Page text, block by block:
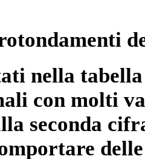
nella
con molti
seconda